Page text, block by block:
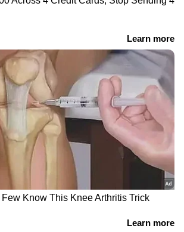
ശേഷം, ആ
മരണമൂകതയിലേക്ക്
കാഴ്ചക്കാരൻ
മാത്രമായിരുന്നു നെയ്മറിന്
ഡ്രിബിളിങ്ങ്
നെയ്മറിന് എക്കാലവും
ഫുട്ബോള്‍ പണ്ഡിറ്റുകള്‍ക്കും
ഒപ്പം,
പ്രതിഭയുടെ
പക്ഷേ, കാല്‍പ്പന്തില്‍
നെയ്മറിന്റെ വൈഭവം